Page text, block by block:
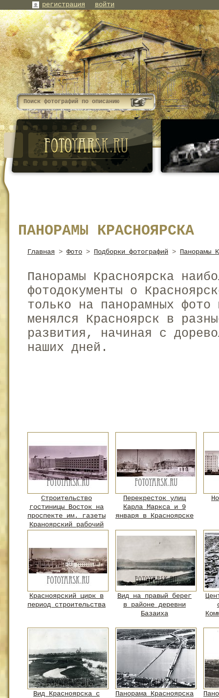
ПАНОРАМЫ КРАСНОЯРСКА
Главная > Фото > Подборки фотографий > Панорамы
Панорамы Красноярска
фотодокументы о
только на панорамных фото
менялся Красноярск в
развития, начиная с
наших дней.
Строительство
гостиницы Восток на
проспекте им. газеты
Краноярский рабочий
Перекресток улиц
Карла Маркса и 9
января в Красноярске
Красноярский цирк в
период строительства
Вид на правый берег
в районе деревни
Базаиха
Вид Красноярска с
Панорама Красноярска
регистрация войти